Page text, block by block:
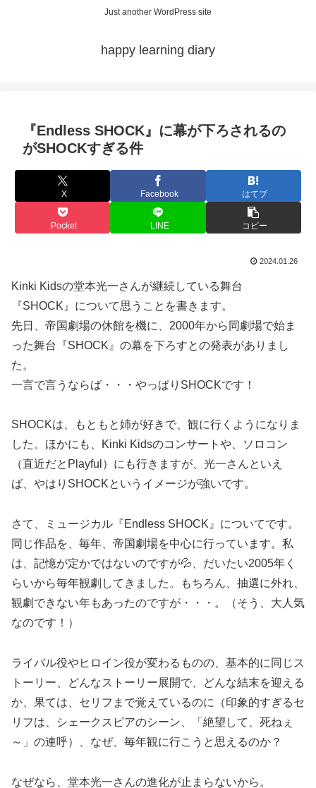
Just another WordPress site
happy learning diary
『Endless SHOCK』に幕が下ろされるの
がSHOCKすぎる件
X Facebook はてブ
Pocket LINE コピー
2024.01.26
Kinki Kidsの堂本光一さんが継続している舞台
『SHOCK』について思うことを書きます。
先日、帝国劇場の休館を機に、2000年から同劇場で始ま
った舞台『SHOCK』の幕を下ろすとの発表がありまし
た。
一言で言うならば・・・やっぱりSHOCKです！
SHOCKは、もともと姉が好きで、観に行くようになりま
した。ほかにも、Kinki Kidsのコンサートや、ソロコン
（直近だとPlayful）にも行きますが、光一さんといえ
ば、やはりSHOCKというイメージが強いです。
さて、ミュージカル『Endless SHOCK』についてです。
同じ作品を、毎年、帝国劇場を中心に行っています。私
は、記憶が定かではないのですが💦、だいたい2005年く
らいから毎年観劇してきました。もちろん、抽選に外れ、
観劇できない年もあったのですが・・・。（そう、大人気
なのです！）
ライバル役やヒロイン役が変わるものの、基本的に同じス
トーリー、どんなストーリー展開で、どんな結末を迎える
か、果ては、セリフまで覚えているのに（印象的すぎるセ
リフは、シェークスピアのシーン、「絶望して、死ねぇ
～」の連呼）、なぜ、毎年観に行こうと思えるのか？
なぜなら、堂本光一さんの進化が止まらないから。